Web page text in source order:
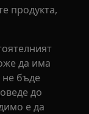
продукта,
да има
не бъде
до
е да